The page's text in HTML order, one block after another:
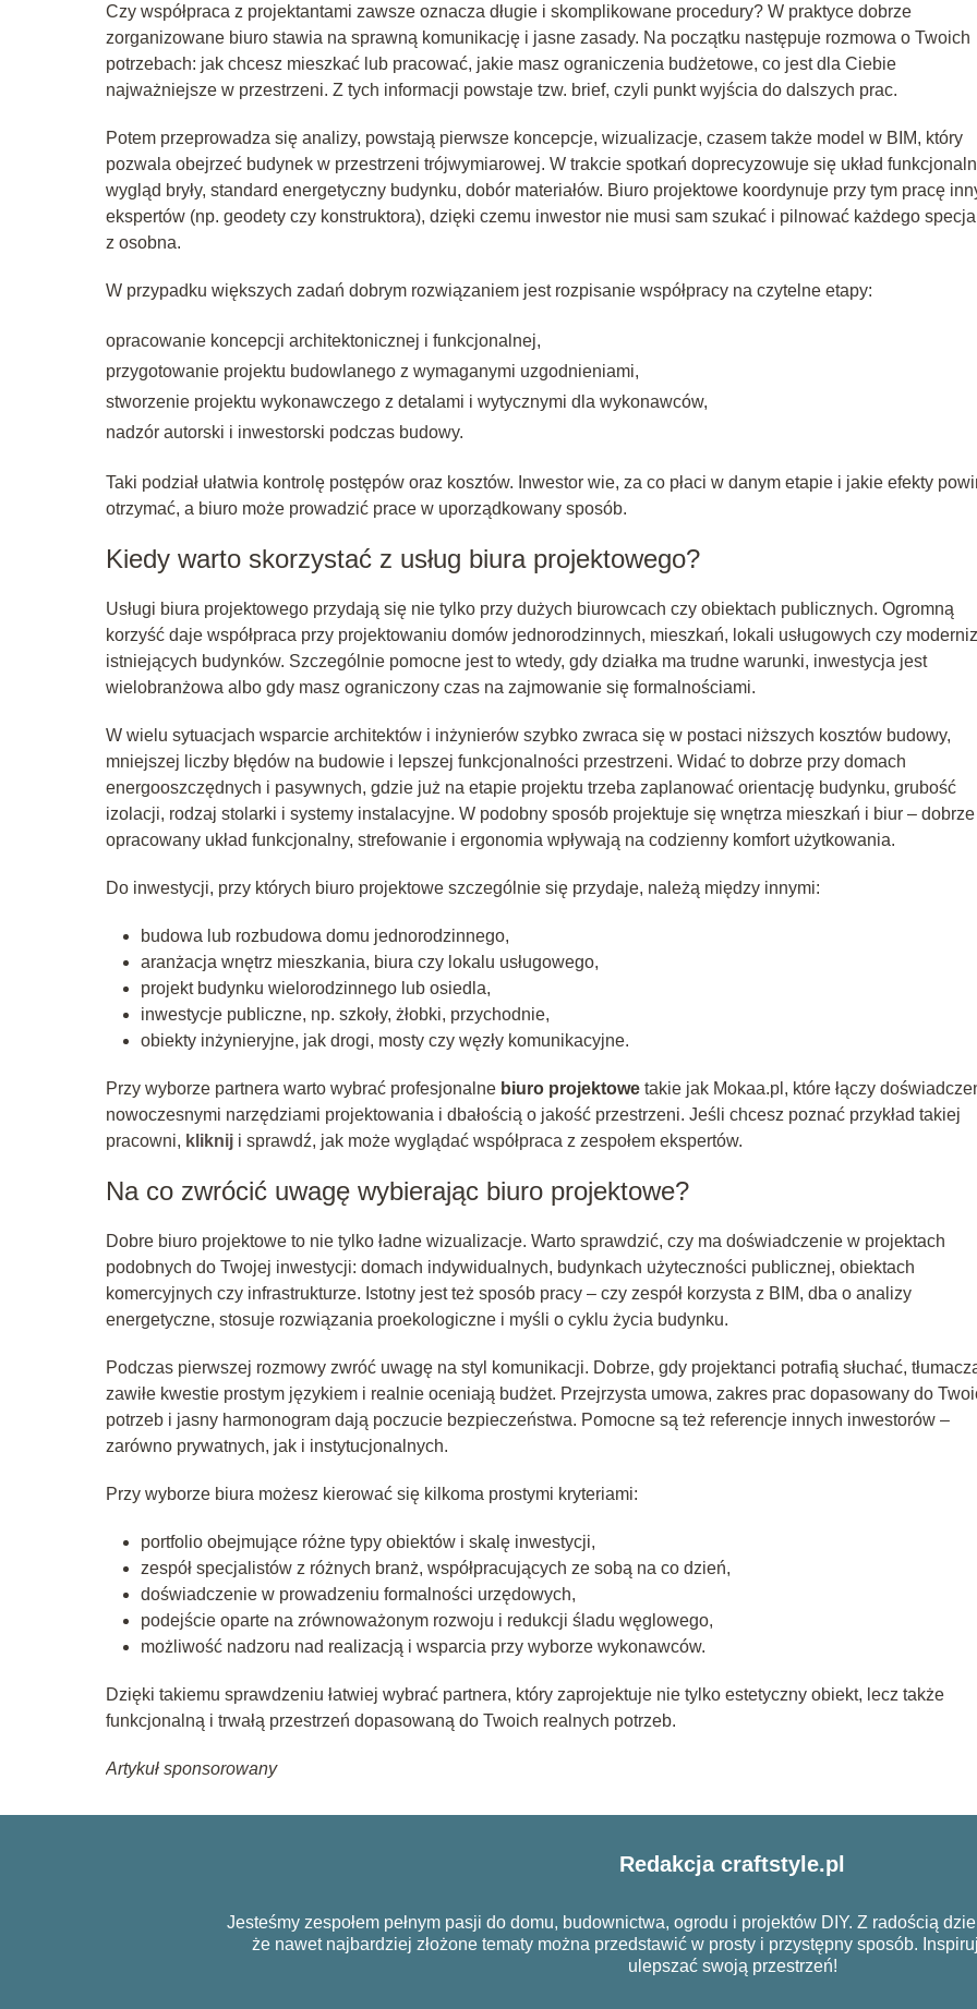
Czy współpraca z projektantami zawsze oznacza długie i skomplikowane procedury? W praktyce dobrze
zorganizowane biuro stawia na sprawną komunikację i jasne zasady. Na początku następuje rozmowa o Twoich
potrzebach: jak chcesz mieszkać lub pracować, jakie masz ograniczenia budżetowe, co jest dla Ciebie
najważniejsze w przestrzeni. Z tych informacji powstaje tzw. brief, czyli punkt wyjścia do dalszych prac.
Potem przeprowadza się analizy, powstają pierwsze koncepcje, wizualizacje, czasem także model w BIM, który
pozwala obejrzeć budynek w przestrzeni trójwymiarowej. W trakcie spotkań doprecyzowuje się układ
wygląd bryły, standard energetyczny budynku, dobór materiałów. Biuro projektowe koordynuje przy tym pracę
ekspertów (np. geodety czy konstruktora), dzięki czemu inwestor nie musi sam szukać i pilnować każdego
z osobna.
W przypadku większych zadań dobrym rozwiązaniem jest rozpisanie współpracy na czytelne etapy:
opracowanie koncepcji architektonicznej i funkcjonalnej,
przygotowanie projektu budowlanego z wymaganymi uzgodnieniami,
stworzenie projektu wykonawczego z detalami i wytycznymi dla wykonawców,
nadzór autorski i inwestorski podczas budowy.
Taki podział ułatwia kontrolę postępów oraz kosztów. Inwestor wie, za co płaci w danym etapie i jakie efekty
otrzymać, a biuro może prowadzić prace w uporządkowany sposób.
Kiedy warto skorzystać z usług biura projektowego?
Usługi biura projektowego przydają się nie tylko przy dużych biurowcach czy obiektach publicznych. Ogromną
korzyść daje współpraca przy projektowaniu domów jednorodzinnych, mieszkań, lokali usługowych czy
istniejących budynków. Szczególnie pomocne jest to wtedy, gdy działka ma trudne warunki, inwestycja jest
wielobranżowa albo gdy masz ograniczony czas na zajmowanie się formalnościami.
W wielu sytuacjach wsparcie architektów i inżynierów szybko zwraca się w postaci niższych kosztów budowy,
mniejszej liczby błędów na budowie i lepszej funkcjonalności przestrzeni. Widać to dobrze przy domach
energooszczędnych i pasywnych, gdzie już na etapie projektu trzeba zaplanować orientację budynku, grubość
izolacji, rodzaj stolarki i systemy instalacyjne. W podobny sposób projektuje się wnętrza mieszkań i biur – dobrze
opracowany układ funkcjonalny, strefowanie i ergonomia wpływają na codzienny komfort użytkowania.
Do inwestycji, przy których biuro projektowe szczególnie się przydaje, należą między innymi:
budowa lub rozbudowa domu jednorodzinnego,
aranżacja wnętrz mieszkania, biura czy lokalu usługowego,
projekt budynku wielorodzinnego lub osiedla,
inwestycje publiczne, np. szkoły, żłobki, przychodnie,
obiekty inżynieryjne, jak drogi, mosty czy węzły komunikacyjne.
Przy wyborze partnera warto wybrać profesjonalne biuro projektowe takie jak Mokaa.pl, które łączy
nowoczesnymi narzędziami projektowania i dbałością o jakość przestrzeni. Jeśli chcesz poznać przykład takiej
pracowni, kliknij i sprawdź, jak może wyglądać współpraca z zespołem ekspertów.
Na co zwrócić uwagę wybierając biuro projektowe?
Dobre biuro projektowe to nie tylko ładne wizualizacje. Warto sprawdzić, czy ma doświadczenie w projektach
podobnych do Twojej inwestycji: domach indywidualnych, budynkach użyteczności publicznej, obiektach
komercyjnych czy infrastrukturze. Istotny jest też sposób pracy – czy zespół korzysta z BIM, dba o analizy
energetyczne, stosuje rozwiązania proekologiczne i myśli o cyklu życia budynku.
Podczas pierwszej rozmowy zwróć uwagę na styl komunikacji. Dobrze, gdy projektanci potrafią słuchać,
zawiłe kwestie prostym językiem i realnie oceniają budżet. Przejrzysta umowa, zakres prac dopasowany do
potrzeb i jasny harmonogram dają poczucie bezpieczeństwa. Pomocne są też referencje innych inwestorów –
zarówno prywatnych, jak i instytucjonalnych.
Przy wyborze biura możesz kierować się kilkoma prostymi kryteriami:
portfolio obejmujące różne typy obiektów i skalę inwestycji,
zespół specjalistów z różnych branż, współpracujących ze sobą na co dzień,
doświadczenie w prowadzeniu formalności urzędowych,
podejście oparte na zrównoważonym rozwoju i redukcji śladu węglowego,
możliwość nadzoru nad realizacją i wsparcia przy wyborze wykonawców.
Dzięki takiemu sprawdzeniu łatwiej wybrać partnera, który zaprojektuje nie tylko estetyczny obiekt, lecz także
funkcjonalną i trwałą przestrzeń dopasowaną do Twoich realnych potrzeb.
Artykuł sponsorowany
Redakcja craftstyle.pl
Jesteśmy zespołem pełnym pasji do domu, budownictwa, ogrodu i projektów DIY. Z radością
że nawet najbardziej złożone tematy można przedstawić w prosty i przystępny sposób.
ulepszać swoją przestrzeń!